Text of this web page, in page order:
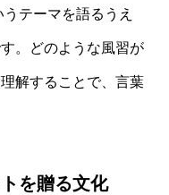
テーマを語るうえ
。どのような風習が
解することで、言葉
を贈る文化